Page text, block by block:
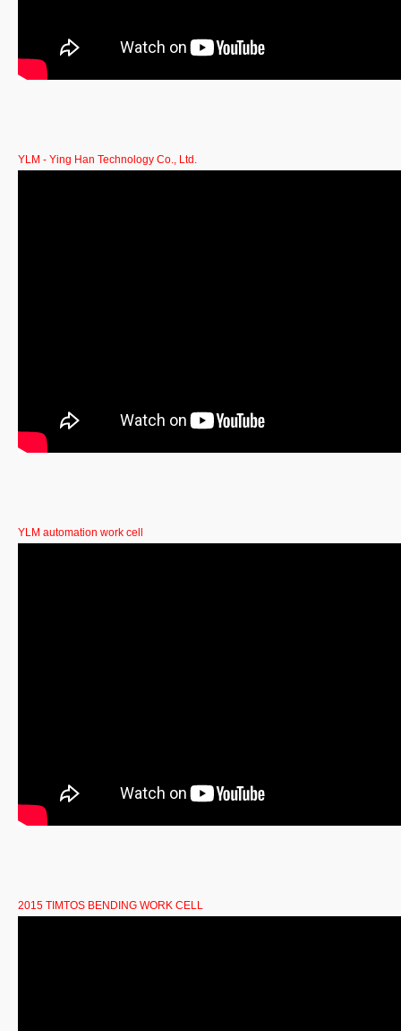
YLM - Ying Han Technology Co., Ltd.
YLM automation work cell
2015 TIMTOS BENDING WORK CELL